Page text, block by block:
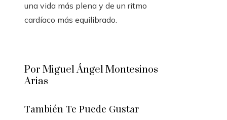
una vida más plena y de un ritmo
cardíaco más equilibrado.
Por Miguel Ángel Montesinos
Arias
También Te Puede Gustar